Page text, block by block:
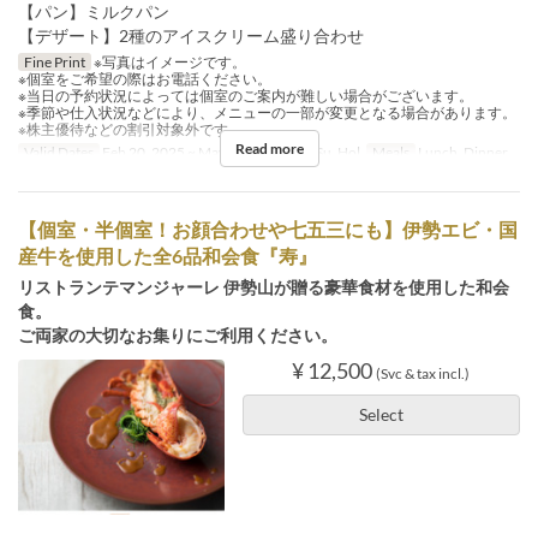
【パン】ミルクパン
【デザート】2種のアイスクリーム盛り合わせ
Fine Print ※写真はイメージです。
※個室をご希望の際はお電話ください。
※当日の予約状況によっては個室のご案内が難しい場合がございます。
※季節や仕入状況などにより、メニューの一部が変更となる場合があります。
※株主優待などの割引対象外です
Valid Dates
Feb 20, 2025 ~ May 07 Days Sa, Su, Hol Meals Lunch, Dinner
Read more
【個室・半個室！お顔合わせや七五三にも】伊勢エビ・国
産牛を使用した全6品和会食『寿』
リストランテマンジャーレ 伊勢山が贈る豪華食材を使用した和会
食。
ご両家の大切なお集りにご利用ください。
¥ 12,500 (Svc & tax incl.)
Select